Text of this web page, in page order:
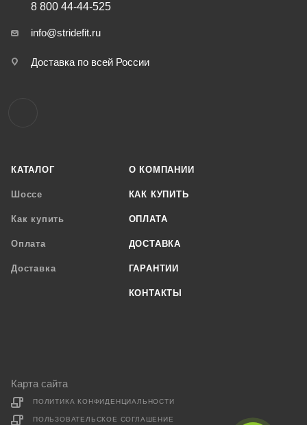
КАТАЛОГ
Шоссе
Как купить
Оплата
Доставка
О КОМПАНИИ
КАК КУПИТЬ
ОПЛАТА
ДОСТАВКА
ГАРАНТИИ
КОНТАКТЫ
8 800 44-44-525
info@stridefit.ru
Доставка по всей России
Карта сайта
ПОЛИТИКА КОНФИДЕНЦИАЛЬНОСТИ
ПОЛЬЗОВАТЕЛЬСКОЕ СОГЛАШЕНИЕ